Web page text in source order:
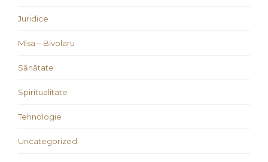
Juridice
Misa – Bivolaru
Sănătate
Spiritualitate
Tehnologie
Uncategorized